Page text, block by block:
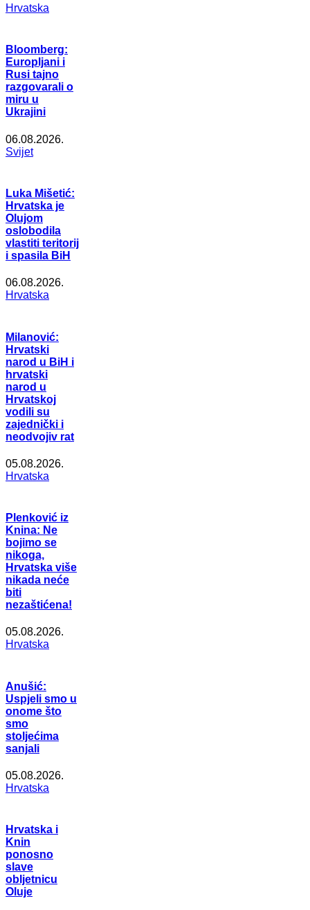
Hrvatska
Bloomberg:
Europljani i
Rusi tajno
razgovarali o
miru u
Ukrajini
06.08.2026.
Svijet
Luka Mišetić:
Hrvatska je
Olujom
oslobodila
vlastiti teritorij
i spasila BiH
06.08.2026.
Hrvatska
Milanović:
Hrvatski
narod u BiH i
hrvatski
narod u
Hrvatskoj
vodili su
zajednički i
neodvojiv rat
05.08.2026.
Hrvatska
Plenković iz
Knina: Ne
bojimo se
nikoga,
Hrvatska više
nikada neće
biti
nezaštićena!
05.08.2026.
Hrvatska
Anušić:
Uspjeli smo u
onome što
smo
stoljećima
sanjali
05.08.2026.
Hrvatska
Hrvatska i
Knin
ponosno
slave
obljetnicu
Oluje